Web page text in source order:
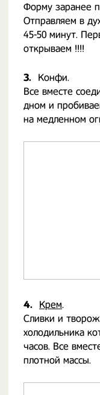
Форму заранее
Отправляем в
45-50 минут.
открываем !!!!
3.
Конфи.
Все вместе
дном и
на медленном
4. Крем.
Сливки и
холодильника
часов. Все
плотной массы.